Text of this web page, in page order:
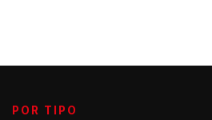
POR TIPO